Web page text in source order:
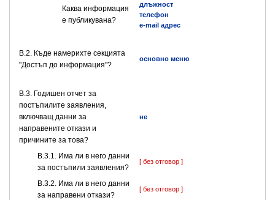
Каква информация
е публикувана?
длъжност
телефон
e-mail адрес
В.2. Къде намерихте секцията
"Достъп до информация"?
основно меню
В.3. Годишен отчет за
постъпилите заявления,
включващ данни за
направените откази и
причините за това?
не
В.3.1. Има ли в него данни
за постъпили заявления?
[ без отговор ]
В.3.2. Има ли в него данни
за направени откази?
[ без отговор ]